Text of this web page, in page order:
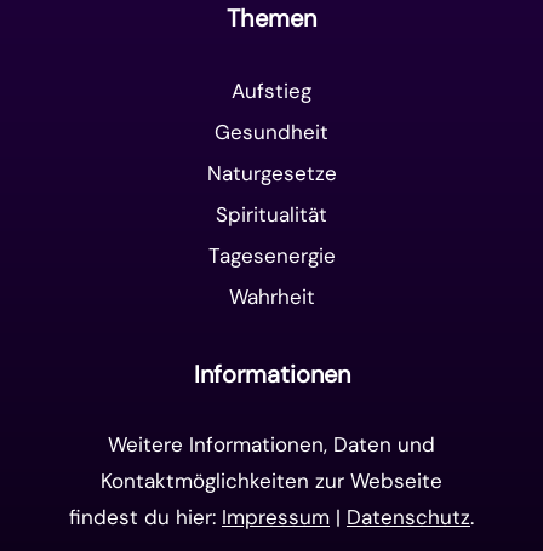
Themen
Aufstieg
Gesundheit
Naturgesetze
Spiritualität
Tagesenergie
Wahrheit
Informationen
Weitere Informationen, Daten und
Kontaktmöglichkeiten zur Webseite
findest du hier: Impressum | Datenschutz.